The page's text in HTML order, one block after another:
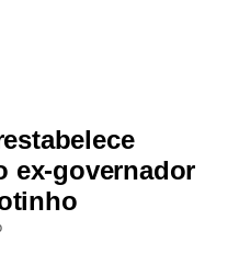
ex-governador